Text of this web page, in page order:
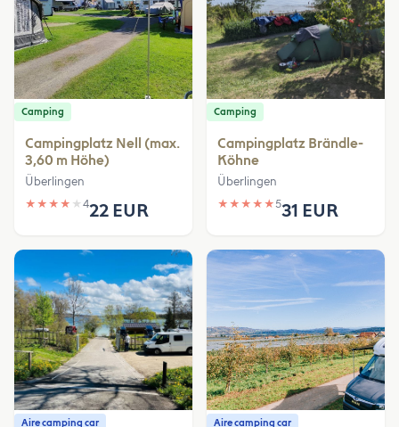
Camping
Campingplatz Nell (max.
3,60 m Höhe)
Überlingen
★ ★ ★ ★ ★ 422 EUR
Camping
Campingplatz Brändle-
Köhne
Überlingen
★ ★ ★ ★ ★531 EUR
Aire camping car Aire camping car